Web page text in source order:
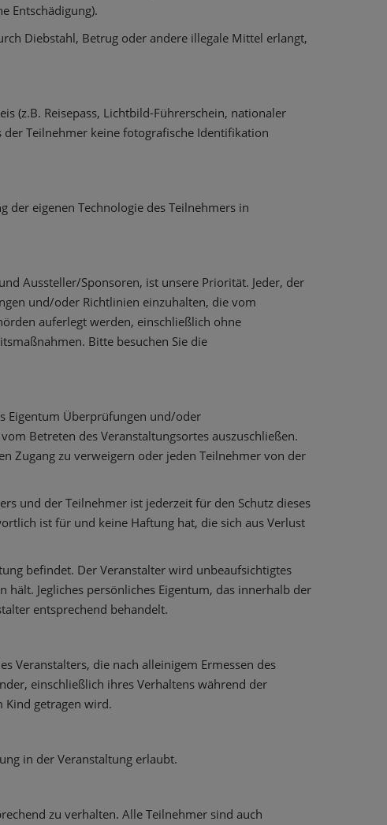
Entschädigung).
Diebstahl, Betrug oder andere illegale Mittel erlangt,
(z.B. Reisepass, Lichtbild-Führerschein, nationaler
Teilnehmer keine fotografische Identifikation
eigenen Technologie des Teilnehmers in
Aussteller/Sponsoren, ist unsere Priorität. Jeder, der
und/oder Richtlinien einzuhalten, die vom
auferlegt werden, einschließlich ohne
Bitte besuchen Sie die
Eigentum Überprüfungen und/oder
Betreten des Veranstaltungsortes auszuschließen.
Zugang zu verweigern oder jeden Teilnehmer von der
und der Teilnehmer ist jederzeit für den Schutz dieses
ist für und keine Haftung hat, die sich aus Verlust
befindet. Der Veranstalter wird unbeaufsichtigtes
Jegliches persönliches Eigentum, das innerhalb der
entsprechend behandelt.
Veranstalters, die nach alleinigem Ermessen des
einschließlich ihres Verhaltens während der
Kind getragen wird.
in der Veranstaltung erlaubt.
zu verhalten. Alle Teilnehmer sind auch